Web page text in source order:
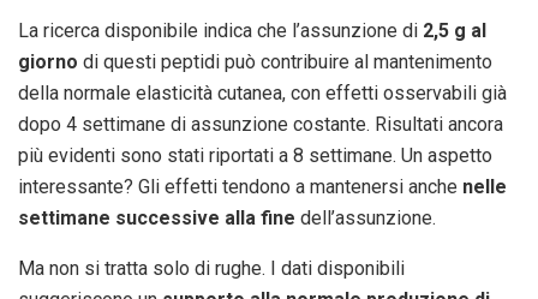
La ricerca disponibile indica che l’assunzione di 2,5 g al
giorno di questi peptidi può contribuire al mantenimento
della normale elasticità cutanea, con effetti osservabili già
dopo 4 settimane di assunzione costante. Risultati ancora
più evidenti sono stati riportati a 8 settimane. Un aspetto
interessante? Gli effetti tendono a mantenersi anche nelle
settimane successive alla fine dell’assunzione.
Ma non si tratta solo di rughe. I dati disponibili